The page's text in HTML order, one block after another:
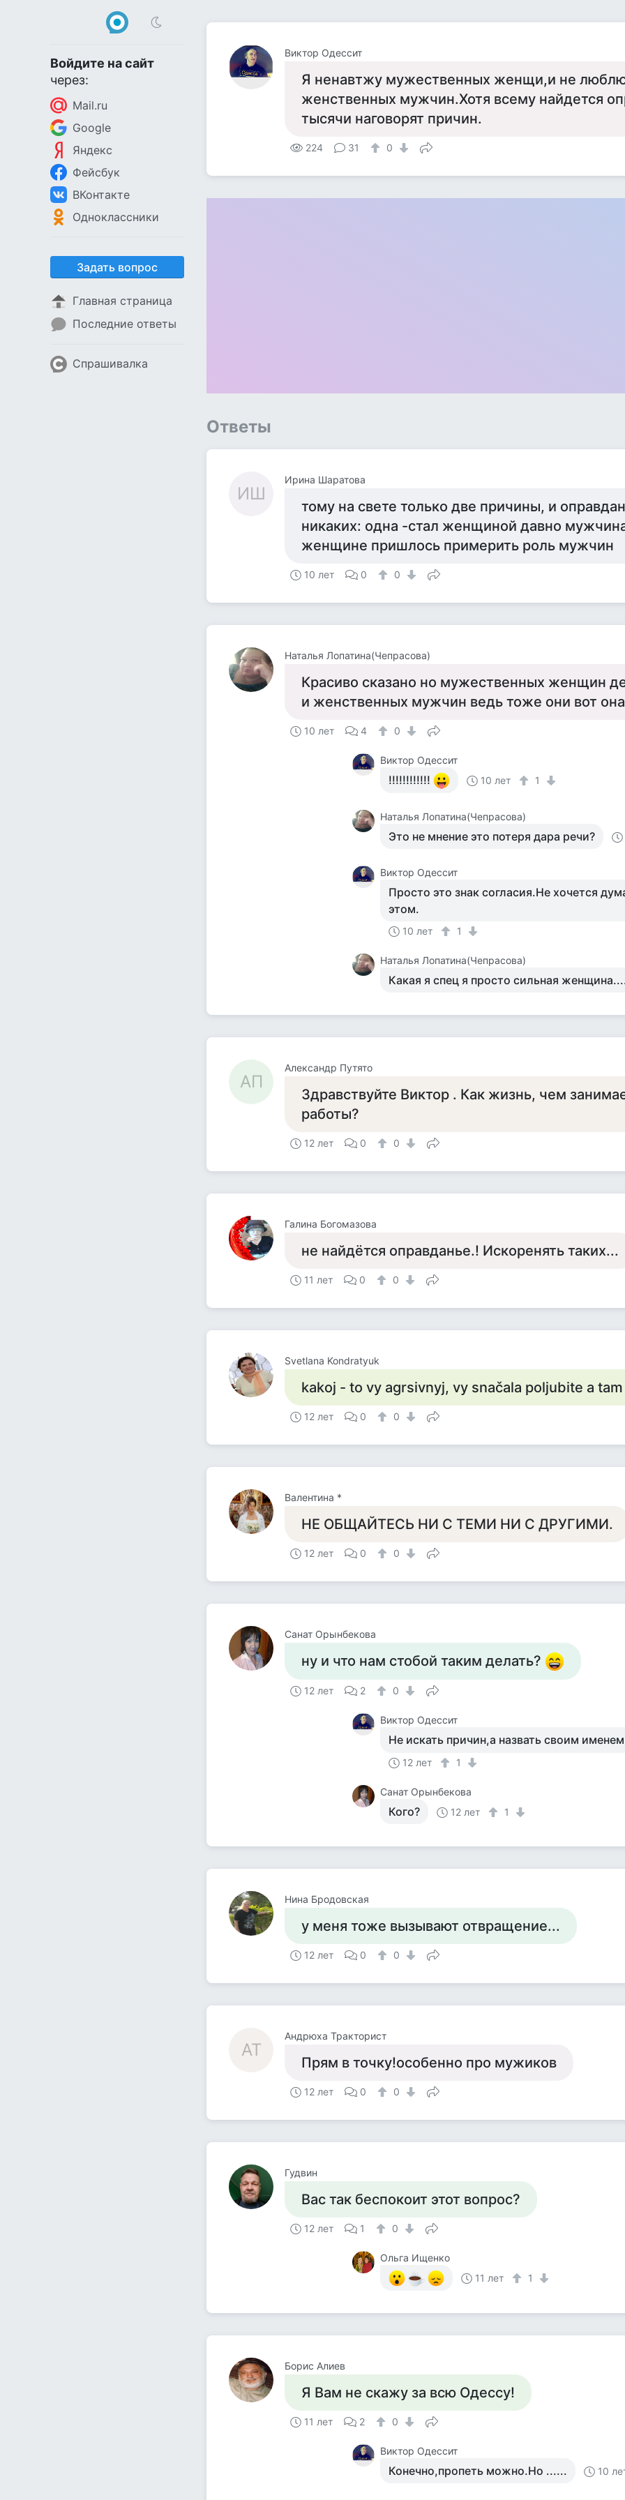
Войдите на сайт
через:
Mail.ru
Google
Яндекс
Фейсбук
ВКонтакте
Одноклассники
Задать вопрос
Главная страница
Последние ответы
Спрашивалка
Виктор Одессит
Я ненавтжу мужественных женщи,и не
женственных мужчин.Хотя всему найдется
тысячи наговорят причин.
224 31 0
Ответы
ИШ
Ирина Шаратова
тому на свете только две причины, и
никаких: одна -стал женщиной давно
женщине пришлось примерить роль мужчин
10 лет 0 0
Наталья Лопатина(Чепрасова)
Красиво сказано но мужественных женщин
и женственных мужчин ведь тоже они вот
10 лет 4 0
Виктор Одессит
!!!!!!!!!!!! 10 лет 1
Наталья Лопатина(Чепрасова)
Это не мнение это потеря дара речи?
Виктор Одессит
Просто это знак согласия.Не хочется
этом.
10 лет 1
Наталья Лопатина(Чепрасова)
Какая я спец я просто сильная
АП
Александр Путято
Здравствуйте Виктор . Как жизнь, чем
работы?
12 лет 0 0
Галина Богомазова
не найдётся оправданье.! Искоренять таких...
11 лет 0 0
Svetlana Kondratyuk
kakoj - to vy agrsivnyj, vy snačala poljubite a
12 лет 0 0
Валентина *
НЕ ОБЩАЙТЕСЬ НИ С ТЕМИ НИ С ДРУГИМИ.
12 лет 0 0
Санат Орынбекова
ну и что нам стобой таким делать?
12 лет 2 0
Виктор Одессит
Не искать причин,а назвать своим
12 лет 1
Санат Орынбекова
Кого? 12 лет 1
Нина Бродовская
у меня тоже вызывают отвращение...
12 лет 0 0
АТ
Андрюха Тракторист
Прям в точку!особенно про мужиков
12 лет 0 0
Гудвин
Вас так беспокоит этот вопрос?
12 лет 1 0
Ольга Ищенко
11 лет
1
Борис Алиев
Я Вам не скажу за всю Одессу!
11 лет 2 0
Виктор Одессит
Конечно,пропеть можно.Но ...... 10